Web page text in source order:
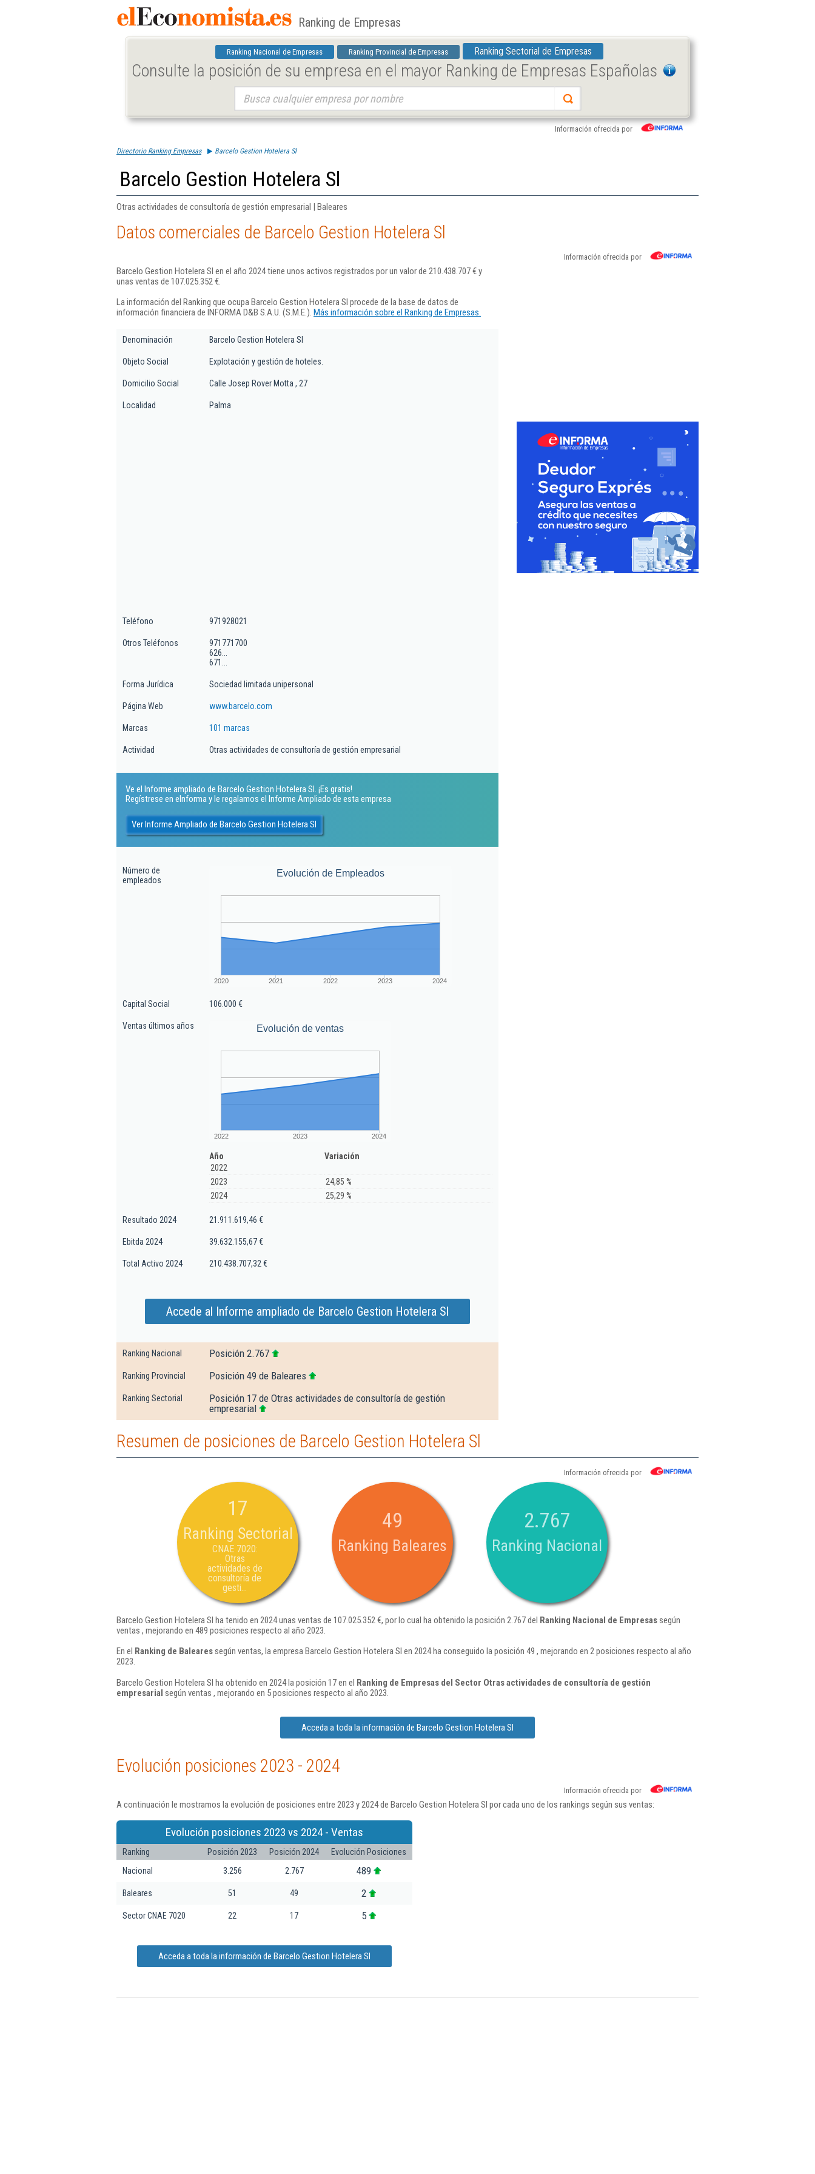
Ranking de Empresas
Ranking Nacional de Empresas Ranking Provincial de Empresas Ranking Sectorial de Empresas
Consulte la posición de su empresa en el mayor Ranking de Empresas Españolas
Información ofrecida por
Directorio Ranking Empresas Barcelo Gestion Hotelera Sl
Barcelo Gestion Hotelera Sl
Otras actividades de consultoría de gestión empresarial | Baleares
Datos comerciales de Barcelo Gestion Hotelera Sl
Información ofrecida por
Barcelo Gestion Hotelera Sl en el año 2024 tiene unos activos registrados por un valor de 210.438.707 € y
unas ventas de 107.025.352 €.
La información del Ranking que ocupa Barcelo Gestion Hotelera Sl procede de la base de datos de
información financiera de INFORMA D&B S.A.U. (S.M.E.). Más información sobre el Ranking de Empresas.
Denominación Barcelo Gestion Hotelera Sl
Objeto Social Explotación y gestión de hoteles.
Domicilio Social Calle Josep Rover Motta , 27
Localidad Palma
Teléfono 971928021
Otros Teléfonos
971771700
626...
671...
Forma Jurídica Sociedad limitada unipersonal
Página Web www.barcelo.com
Marcas 101 marcas
Actividad Otras actividades de consultoría de gestión empresarial
Ve el Informe ampliado de Barcelo Gestion Hotelera Sl. ¡Es gratis!
Regístrese en eInforma y le regalamos el Informe Ampliado de esta empresa
Ver Informe Ampliado de Barcelo Gestion Hotelera Sl
Número de
empleados
Evolución de Empleados
2020 2021 2022 2023 2024
Capital Social 106.000 €
Ventas últimos años Evolución de ventas
2022 2023 2024
Año
Variación
2022
2023
24,85 %
2024
25,29 %
Resultado 2024 21.911.619,46 €
Ebitda 2024 39.632.155,67 €
Total Activo 2024 210.438.707,32 €
Accede al Informe ampliado de Barcelo Gestion Hotelera Sl
Ranking Nacional Posición 2.767
Ranking Provincial Posición 49 de Baleares
Ranking Sectorial
Posición 17 de Otras actividades de consultoría de gestión
empresarial
Resumen de posiciones de Barcelo Gestion Hotelera Sl
Información ofrecida por
17
Ranking Sectorial
CNAE 7020:
Otras
actividades de
consultoría de
gesti...
49
Ranking Baleares
2.767
Ranking Nacional
Barcelo Gestion Hotelera Sl ha tenido en 2024 unas ventas de 107.025.352 €, por lo cual ha obtenido la posición 2.767 del Ranking Nacional de Empresassegún
ventas , mejorando en 489 posiciones respecto al año 2023.
En el Ranking de Balearessegún ventas, la empresa Barcelo Gestion Hotelera Sl en 2024 ha conseguido la posición 49 , mejorando en 2 posiciones respecto al año
2023.
Barcelo Gestion Hotelera Sl ha obtenido en 2024 la posición 17 en el Ranking de Empresas del Sector Otras actividades de consultoría de gestión
empresarial según ventas , mejorando en 5 posiciones respecto al año 2023.
Acceda a toda la información de Barcelo Gestion Hotelera Sl
Evolución posiciones 2023 - 2024
Información ofrecida por
A continuación le mostramos la evolución de posiciones entre 2023 y 2024 de Barcelo Gestion Hotelera Sl por cada uno de los rankings según sus ventas:
Evolución posiciones 2023 vs 2024 - Ventas
Ranking Posición 2023 Posición 2024
Evolución Posiciones
Nacional
3.256 2.767 489
Baleares 51 49 2
Sector CNAE 7020 22 17 5
Acceda a toda la información de Barcelo Gestion Hotelera Sl